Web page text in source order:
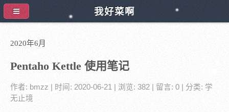
2020年6月
Pentaho Kettle 使用笔记
作者: bmzz | 时间: 2020-06-21 | 浏览: 382 | 留言: 0 | 分类: 学
无止境
我好菜啊